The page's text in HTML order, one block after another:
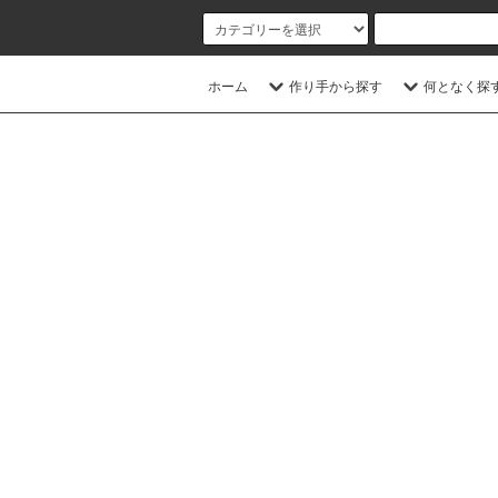
ホーム 作り手から探す 何となく探